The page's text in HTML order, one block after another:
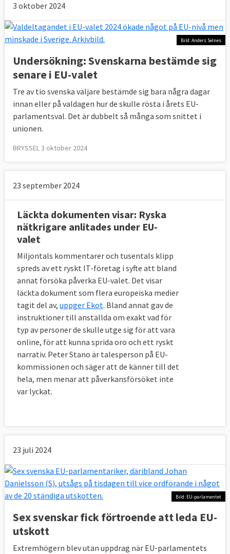
3 oktober 2024
Bild: Anders Selnes
Undersökning: Svenskarna bestämde sig
senare i EU-valet
Tre av tio svenska väljare bestämde sig bara några dagar
innan eller på valdagen hur de skulle rösta i årets EU-
parlamentsval. Det är dubbelt så många som snittet i
unionen.
BRYSSEL 3 oktober 2024
23 september 2024
Läckta dokumenten visar: Ryska
nätkrigare anlitades under EU-
valet
Miljontals kommentarer och tusentals klipp
spreds av ett ryskt IT-företag i syfte att bland
annat försöka påverka EU-valet. Det visar
läckta dokument som flera europeiska medier
tagit del av, uppger Ekot. Bland annat gav de
instruktioner till anställda om exakt vad för
typ av personer de skulle utge sig för att vara
online, för att kunna sprida oro och ett ryskt
narrativ. Peter Stano är talesperson på EU-
kommissionen och säger att de känner till det
hela, men menar att påverkansförsöket inte
var lyckat.
23 juli 2024
Bild: EU-parlamentet
Sex svenskar fick förtroende att leda EU-
utskott
Extremhögern blev utan uppdrag när EU-parlamentets